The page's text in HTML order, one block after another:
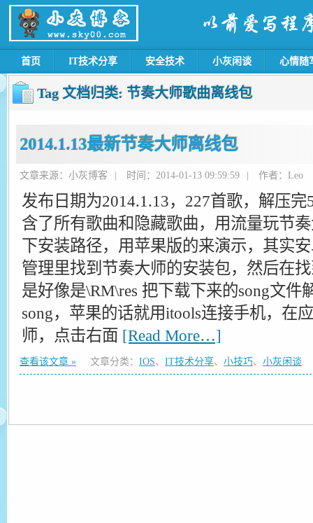
首页 IT技术分享 安全技术 小灰闲谈 心情随
Tag 文档归类: 节奏大师歌曲离线包
2014.1.13最新节奏大师离线包
文章来源：小灰博客 时间：2014-01-13 09:59:59 作者：Leo
发布日期为2014.1.13，227首歌，解压
含了所有歌曲和隐藏歌曲，用流量玩节
下安装路径，用苹果版的来演示，其实
管理里找到节奏大师的安装包，然后在
是好像是\RM\res 把下载下来的song文件
song，苹果的话就用itools连接手机，在
师，点击右面 [Read More…]
查看该文章 » 文章分类： IOS、 IT技术分享、 小技巧、 小灰闲谈